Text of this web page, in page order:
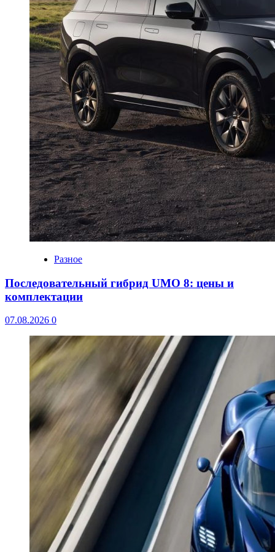
Разное
Последовательный гибрид UMO 8: цены и
комплектации
07.08.2026 0